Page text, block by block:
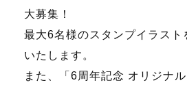
大募集！
最大6名様のスタンプイラスト
いたします。
また、「6周年記念 オリジナ